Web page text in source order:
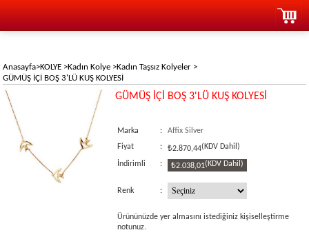
Anasayfa>KOLYE >Kadın Kolye >Kadın Taşsız Kolyeler >
GÜMÜŞ İÇİ BOŞ 3'LÜ KUŞ KOLYESİ
GÜMÜŞ İÇİ BOŞ 3'LÜ KUŞ KOLYESİ
Marka :
Affix Silver
Fiyat
: ₺2.870,44(KDV Dahil)
İndirimli : ₺2.038,01(KDV Dahil)
Renk :
Ürününüzde yer almasını istediğiniz kişiselleştirme
notunuz.